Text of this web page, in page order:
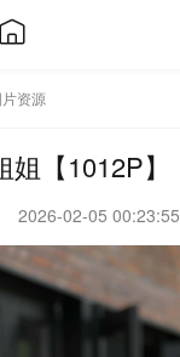
资源
【1012P】
2026-02-05 00:23:55